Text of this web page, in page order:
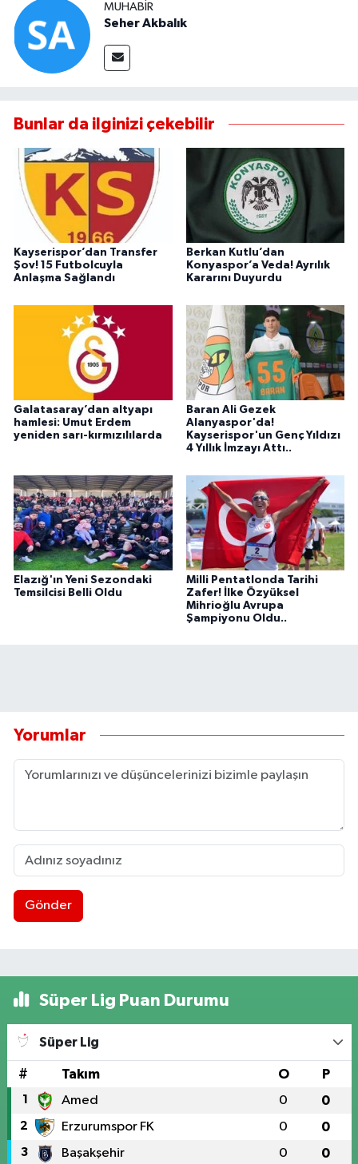
MUHABIR
Seher Akbalık
Bunlar da ilginizi çekebilir
Kayserispor’dan Transfer
Şov! 15 Futbolcuyla
Anlaşma Sağlandı
Berkan Kutlu’dan
Konyaspor’a Veda! Ayrılık
Kararını Duyurdu
Galatasaray’dan altyapı
hamlesi: Umut Erdem
yeniden sarı-kırmızılılarda
Baran Ali Gezek
Alanyaspor'da!
Kayserispor'un Genç Yıldızı
4 Yıllık İmzayı Attı..
Elazığ'ın Yeni Sezondaki
Temsilcisi Belli Oldu
Milli Pentatlonda Tarihi
Zafer! İlke Özyüksel
Mihrioğlu Avrupa
Şampiyonu Oldu..
Yorumlar
Gönder
Süper Lig Puan Durumu
Süper Lig
# Takım O P
1 Amed 0 0
2 Erzurumspor FK 0 0
3 Başakşehir 0 0